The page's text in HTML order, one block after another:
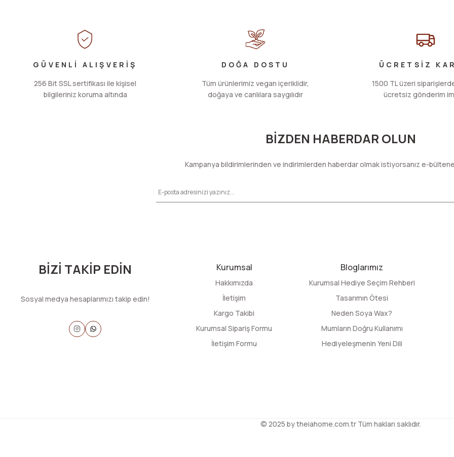
Ürün bilgilerinde hatalar bulunuyor.
Ürün fiyatı diğer sitelerden daha pahalı.
Bu ürüne benzer farklı alternatifler olmalı.
GÜVENLİ ALIŞVERİŞ
256 Bit SSL sertifikası ile kişisel
bilgileriniz koruma altında
DOĞA DOSTU
Tüm ürünlerimiz vegan içeriklidir,
doğaya ve canlılara saygılıdır
ÜCRETSİZ
1500 TL üzeri siparişlerde
ücretsiz gönderim
BİZDEN HABERDAR OLUN
Kampanya bildirimlerinden ve indirimlerden haberdar olmak istiyorsanız e-
BİZİ TAKİP EDİN
Sosyal medya hesaplarımızı takip edin!
Kurumsal
Hakkımızda
İletişim
Kargo Takibi
Kurumsal Sipariş Formu
İletişim Formu
Bloglarımız
Kurumsal Hediye Seçim Rehberi
Tasarımın Ötesi
Neden Soya Wax?
Mumların Doğru Kullanımı
Hediyeleşmenin Yeni Dili
© 2025 by theiahome.com.tr Tüm hakları saklıdır.